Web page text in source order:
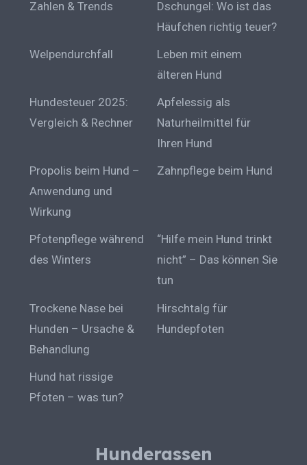
Zahlen & Trends
Dschungel: Wo ist das
Häufchen richtig teuer?
Welpendurchfall
Leben mit einem
älteren Hund
Hundesteuer 2025:
Vergleich & Rechner
Apfelessig als
Naturheilmittel für
Ihren Hund
Propolis beim Hund –
Anwendung und
Wirkung
Zahnpflege beim Hund
Pfotenpflege während
des Winters
“Hilfe mein Hund trinkt
nicht” – Das können Sie
tun
Trockene Nase bei
Hunden – Ursache &
Behandlung
Hirschtalg für
Hundepfoten
Hund hat rissige
Pfoten – was tun?
Hunderassen